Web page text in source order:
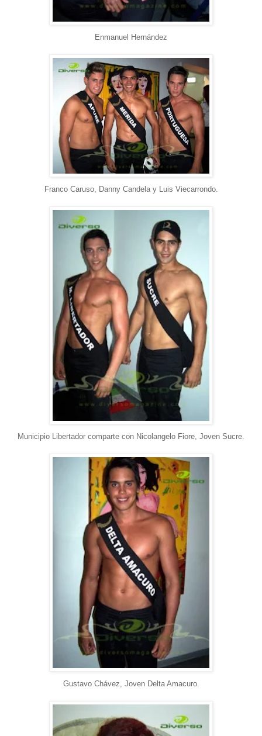
Enmanuel Hernández
Franco Caruso, Danny Candela y Luis Viecarrondo.
Municipio Libertador comparte con Nicolangelo Fiore, Joven Sucre.
Gustavo Chávez, Joven Delta Amacuro.